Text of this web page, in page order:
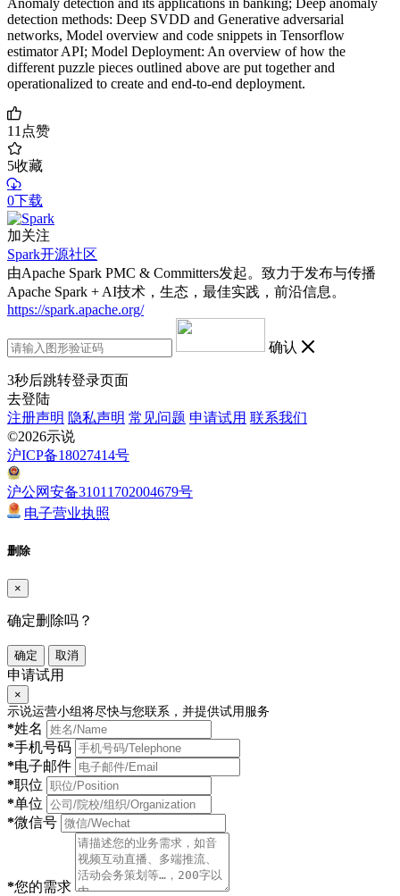
Anomaly detection and its applications in banking; Deep anomaly
detection methods: Deep SVDD and Generative adversarial
networks, Model overview and code snippets in Tensorflow
estimator API; Model Deployment: An overview of how the
different puzzle pieces outlined above are put together and
operationalized to create and end-to-end deployment.
11点赞
5收藏
0下载
加关注
Spark开源社区
由Apache Spark PMC & Committers发起。致力于发布与传播
Apache Spark + AI技术，生态，最佳实践，前沿信息。
https://spark.apache.org/
确认
3秒后跳转登录页面
去登陆
注册声明 隐私声明 常见问题 申请试用 联系我们
©2026示说
沪ICP备18027414号
沪公网安备31011702004679号
电子营业执照
删除
×
确定删除吗？
确定 取消
申请试用
×
示说运营小组将尽快与您联系，并提供试用服务
*姓名
*手机号码
*电子邮件
*职位
*单位
*微信号
*您的需求